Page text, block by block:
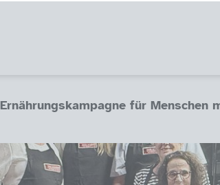
Ernährungskampagne für Menschen